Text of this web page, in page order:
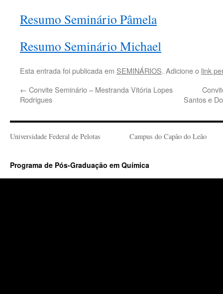
Resumo Seminário Pâmela
Resumo Seminário Michael
Esta entrada foi publicada em SEMINÁRIOS. Adicione o link
← Convite Seminário – Mestranda Vitória Lopes
Rodrigues
Santos e
Universidade Federal de Pelotas Campus do Capão do Leão
Programa de Pós-Graduação em Química